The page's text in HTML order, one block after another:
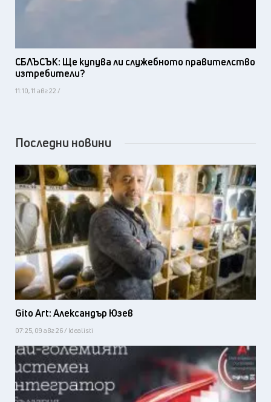
СБЛЪСЪК: Ще купува ли служебното правителство
изтребители?
11:10, 11 авг 22 /
Последни новини
Gito Art: Александър Юзев
07:25, 09 авг 26 / Idealisti